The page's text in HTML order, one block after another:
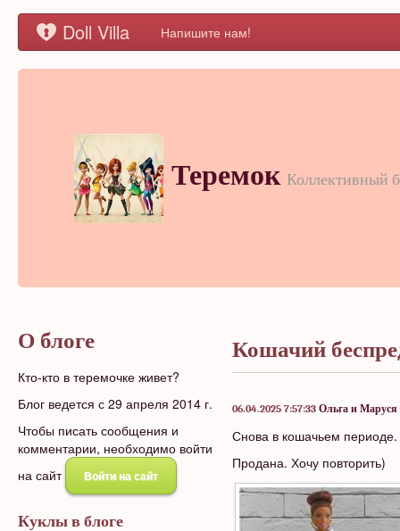
Doll Villa Напишите нам!
Теремок Коллективный
О блоге
Кто-кто в теремочке живет?
Блог ведется с 29 апреля 2014 г.
Чтобы писать сообщения и
комментарии, необходимо войти
на сайт
Войти на сайт
Куклы в блоге
Кошачий
06.04.2025 7:57:33 Ольга и Маруся
Снова в кошачьем периоде.
Продана. Хочу повторить)